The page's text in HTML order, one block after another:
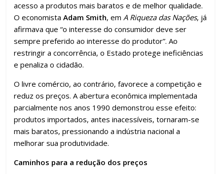
acesso a produtos mais baratos e de melhor qualidade.
O economistaAdam Smith, emA Riqueza das Nações, já
afirmava que “o interesse do consumidor deve ser
sempre preferido ao interesse do produtor”. Ao
restringir a concorrência, o Estado protege ineficiências
e penaliza o cidadão.
O livre comércio, ao contrário, favorece a competição e
reduz os preços. A abertura econômica implementada
parcialmente nos anos 1990 demonstrou esse efeito:
produtos importados, antes inacessíveis, tornaram-se
mais baratos, pressionando a indústria nacional a
melhorar sua produtividade.
Caminhos para a redução dos preços